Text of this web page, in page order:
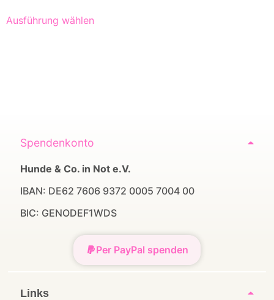
Ausführung wählen
Per PayPal spenden
Spendenkonto
Hunde & Co. in Not e.V.
IBAN: DE62 7606 9372 0005 7004 00
BIC: GENODEF1WDS
Links